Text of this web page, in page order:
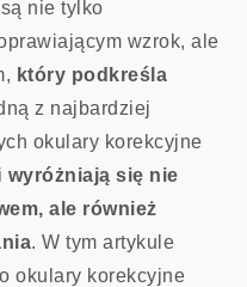
nie tylko
wzrok, ale
który podkreśla
z najbardziej
okulary korekcyjne
wyróżniają się nie
ale również
. W tym artykule
okulary korekcyjne